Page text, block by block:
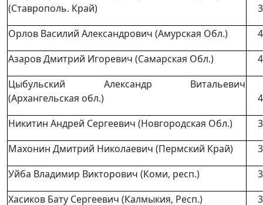
(Ставрополь. Край)
Орлов Василий Александрович (Амурская Обл.)
Азаров Дмитрий Игоревич (Самарская Обл.)
Цыбульский Александр Витальевич
(Архангельская обл.)
Никитин Андрей Сергеевич (Новгородская Обл.)
Махонин Дмитрий Николаевич (Пермский Край)
Уйба Владимир Викторович (Коми, респ.)
Хасиков Бату Сергеевич (Калмыкия, Респ.)